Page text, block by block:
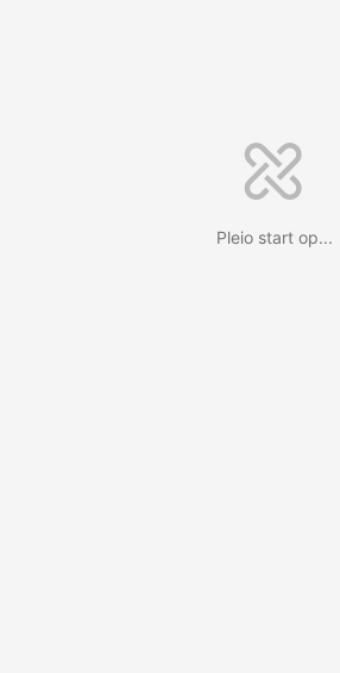
Pleio start op...